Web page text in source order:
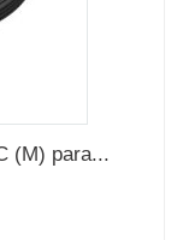
(M) para...